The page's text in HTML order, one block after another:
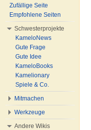
Zufällige Seite
Empfohlene Seiten
Schwesterprojekte
KameloNews
Gute Frage
Gute Idee
KameloBooks
Kamelionary
Spiele & Co.
Mitmachen
Werkzeuge
Andere Wikis